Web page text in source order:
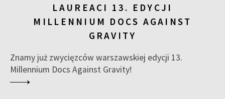
LAUREACI 13. EDYCJI
MILLENNIUM DOCS AGAINST
GRAVITY
Znamy już zwycięzców warszawskiej edycji 13.
Millennium Docs Against Gravity!